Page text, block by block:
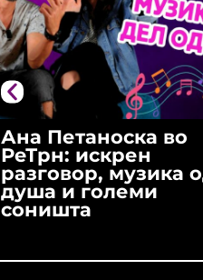
Ана Петаноска во
РеТрн: искрен
разговор, музика
душа и големи
соништа